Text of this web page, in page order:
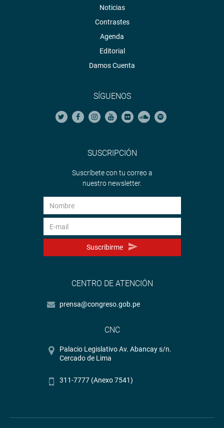
Noticias
Contrastes
Agenda
Editorial
Damos Cuenta
SÍGUENOS
SUSCRIPCIÓN
Suscríbete con tu correo a
nuestro newsletter.
Suscribirme
CENTRO DE ATENCIÓN
prensa@congreso.gob.pe
CNC
Palacio Legislativo Av. Abancay s/n.
Cercado de Lima
311-7777 (Anexo 7541)